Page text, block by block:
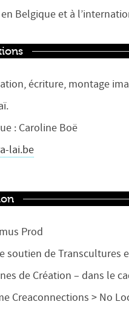
Belgique et à
écriture, montage
: Caroline Boë
lai.be
Prod
soutien de Transcultures
de Création – dans le
Creaconnections > No